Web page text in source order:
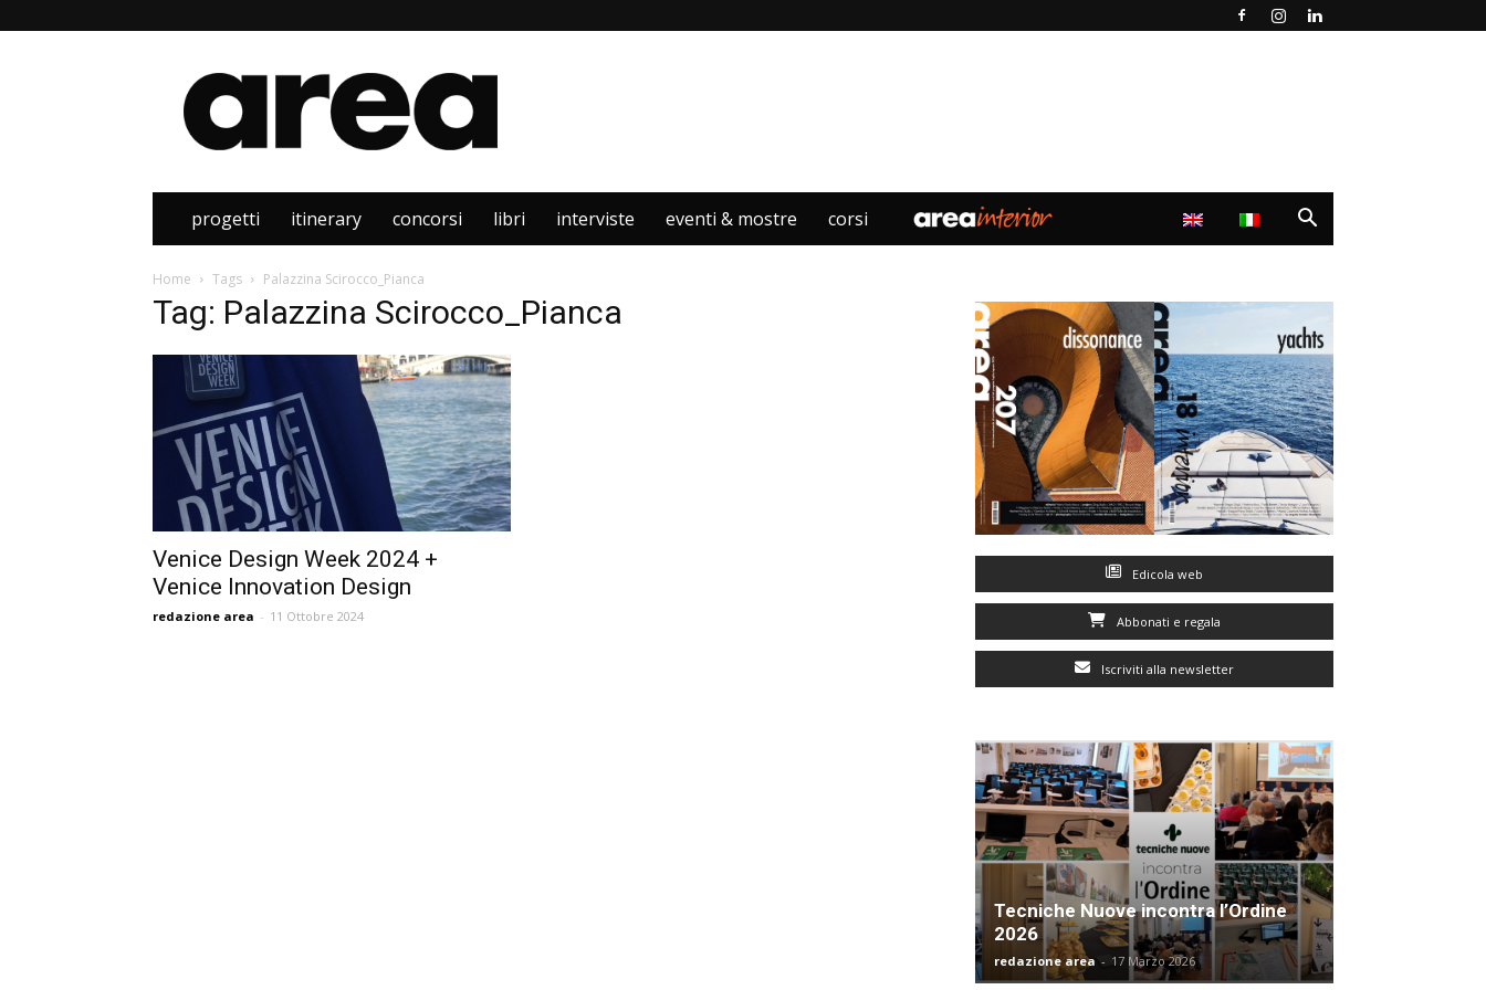
Area
progetti itinerary concorsi libri interviste eventi & mostre corsi
Home Tags Palazzina Scirocco_Pianca
Tag: Palazzina Scirocco_Pianca
Venice Design Week 2024 +
Venice Innovation Design
redazione area - 11 Ottobre 2024
Edicola web
Abbonati e regala
Iscriviti alla newsletter
Tecniche Nuove incontra l’Ordine
2026
redazione area - 17 Marzo 2026